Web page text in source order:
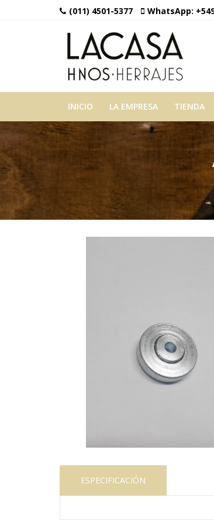
(011) 4501-5377 WhatsApp:
INICIO LA EMPRESA TIENDA
ESPECIFICACIÓN